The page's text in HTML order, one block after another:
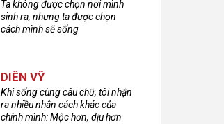
Vùng trời bình yên
quê ngoại
Thèm một ngày bình
Ta không được chọn nơi mình
sinh ra, nhưng ta được chọn
cách mình sẽ sống
DIÊN VỸ
Khi sống cùng câu chữ, tôi nhận
ra nhiều nhân cách khác của
chính mình: Mộc hơn, dịu hơn